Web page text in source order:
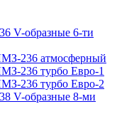
V-образные 6-ти
236 атмосферный
236 турбо Евро-1
236 турбо Евро-2
V-образные 8-ми